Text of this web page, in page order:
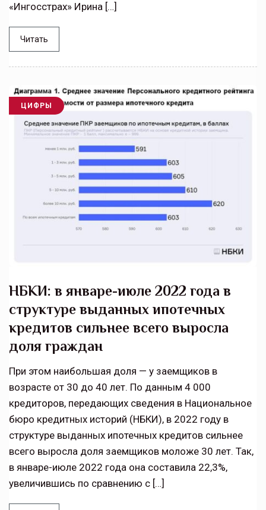
«Ингосстрах» Ирина […]
Читать
ЦИФРЫ
НБКИ: в январе-июле 2022 года в
структуре выданных ипотечных
кредитов сильнее всего выросла
доля граждан
При этом наибольшая доля — у заемщиков в
возрасте от 30 до 40 лет. По данным 4 000
кредиторов, передающих сведения в Национальное
бюро кредитных историй (НБКИ), в 2022 году в
структуре выданных ипотечных кредитов сильнее
всего выросла доля заемщиков моложе 30 лет. Так,
в январе-июле 2022 года она составила 22,3%,
увеличившись по сравнению с […]